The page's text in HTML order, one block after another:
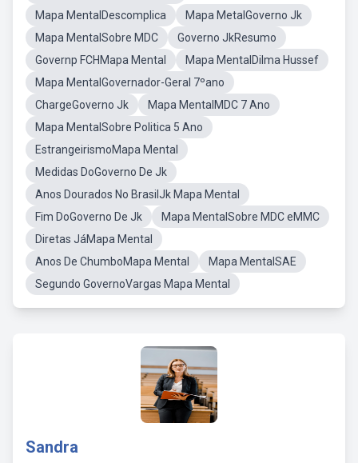
Mapa MentalDescomplica
Mapa MetalGoverno Jk
Mapa MentalSobre MDC
Governo JkResumo
Governp FCHMapa Mental
Mapa MentalDilma Hussef
Mapa MentalGovernador-Geral 7ºano
ChargeGoverno Jk
Mapa MentalMDC 7 Ano
Mapa MentalSobre Politica 5 Ano
EstrangeirismoMapa Mental
Medidas DoGoverno De Jk
Anos Dourados No BrasilJk Mapa Mental
Fim DoGoverno De Jk
Mapa MentalSobre MDC eMMC
Diretas JáMapa Mental
Anos De ChumboMapa Mental
Mapa MentalSAE
Segundo GovernoVargas Mapa Mental
Sandra